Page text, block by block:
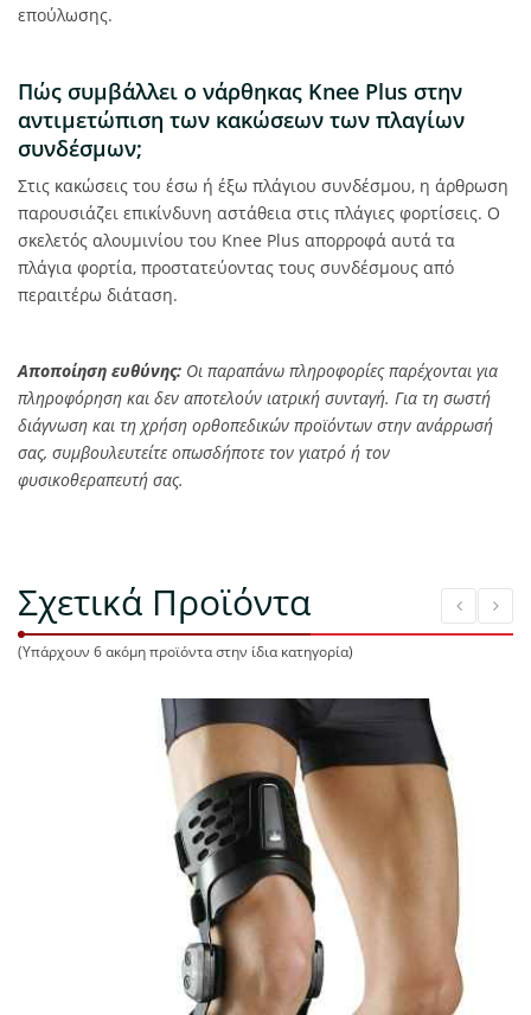
επούλωσης.
Πώς συμβάλλει ο νάρθηκας Knee Plus στην
αντιμετώπιση των κακώσεων των πλαγίων
συνδέσμων;
Στις κακώσεις του έσω ή έξω πλάγιου συνδέσμου, η άρθρωση
παρουσιάζει επικίνδυνη αστάθεια στις πλάγιες φορτίσεις. Ο
σκελετός αλουμινίου του Knee Plus απορροφά αυτά τα
πλάγια φορτία, προστατεύοντας τους συνδέσμους από
περαιτέρω διάταση.
Αποποίηση ευθύνης: Οι παραπάνω πληροφορίες παρέχονται για
πληροφόρηση και δεν αποτελούν ιατρική συνταγή. Για τη σωστή
διάγνωση και τη χρήση ορθοπεδικών προϊόντων στην ανάρρωσή
σας, συμβουλευτείτε οπωσδήποτε τον γιατρό ή τον
φυσικοθεραπευτή σας.
Σχετικά Προϊόντα
(Υπάρχουν 6 ακόμη προϊόντα στην ίδια κατηγορία)